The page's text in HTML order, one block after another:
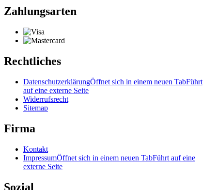
Zahlungsarten
Rechtliches
DatenschutzerklärungÖffnet sich in einem neuen TabFührt
auf eine externe Seite
Widerrufsrecht
Sitemap
Firma
Kontakt
ImpressumÖffnet sich in einem neuen TabFührt auf eine
externe Seite
Sozial